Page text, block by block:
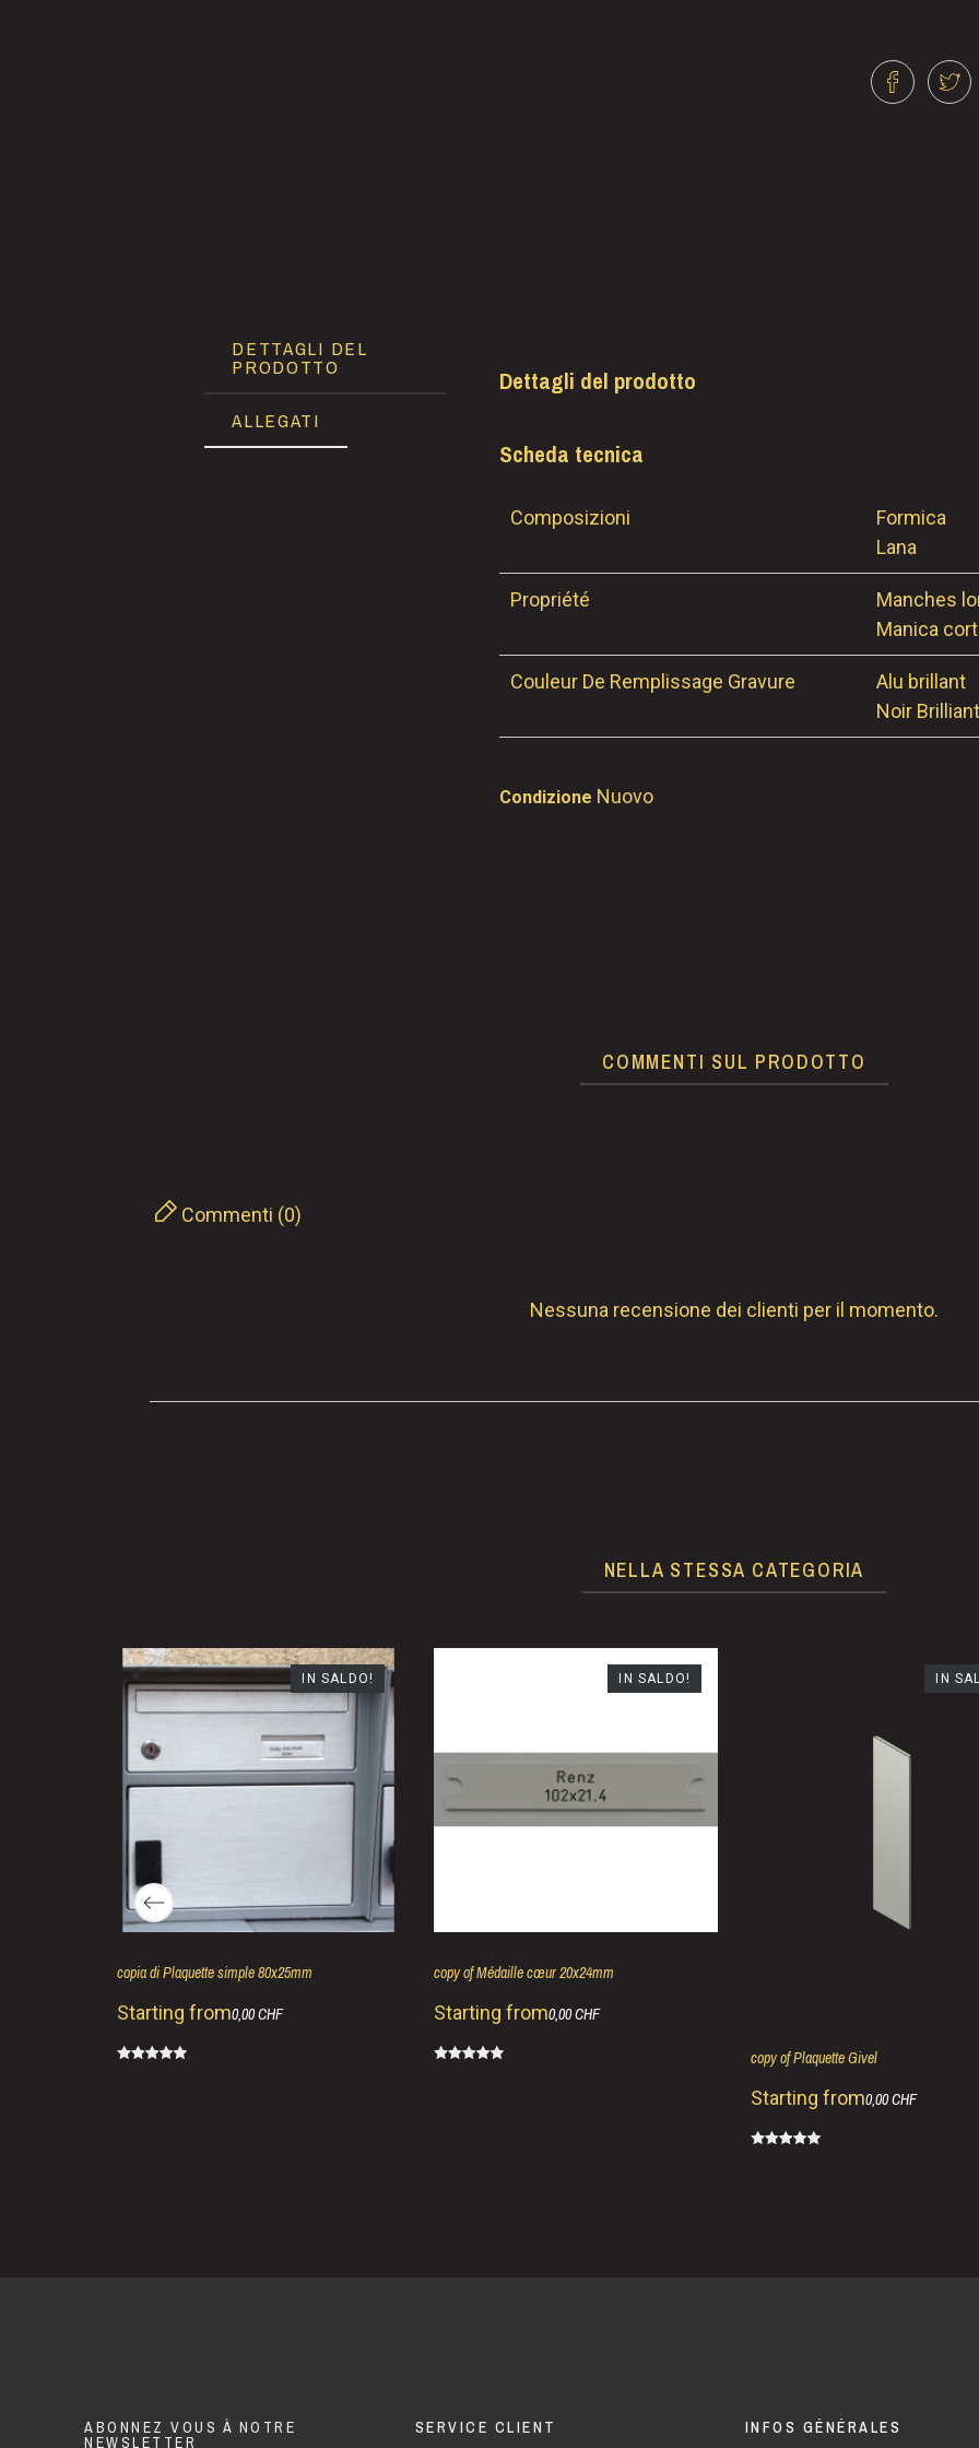
DETTAGLI DEL
PRODOTTO
ALLEGATI
Dettagli del prodotto
Scheda tecnica
Composizioni
Formica
Lana
Propriété
Manches
Manica
Couleur De Remplissage Gravure
Alu brillant
Noir Brilliant
Condizione Nuovo
COMMENTI SUL PRODOTTO
Commenti (0)
Nessuna recensione dei clienti per il momento.
NELLA STESSA CATEGORIA
copia di Plaquette simple 80x25mm
Starting from0,00 CHF
IN SALDO!
copy of Médaille cœur 20x24mm
Starting from0,00 CHF
IN SALDO!
copy of Plaquette Givel
Starting from0,00 CHF
IN
ABONNEZ VOUS À NOTRE
NEWSLETTER
SERVICE CLIENT INFOS GÉNÉRALES